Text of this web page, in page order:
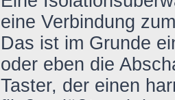
eine Verbindung
Das ist im Grunde
oder eben die
Taster, der einen